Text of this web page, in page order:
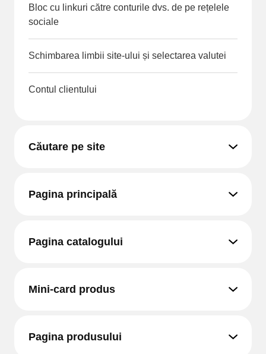
Bloc cu linkuri către conturile dvs. de pe rețelele
sociale
Schimbarea limbii site-ului și selectarea valutei
Contul clientului
Căutare pe site
Pagina principală
Pagina catalogului
Mini-card produs
Pagina produsului